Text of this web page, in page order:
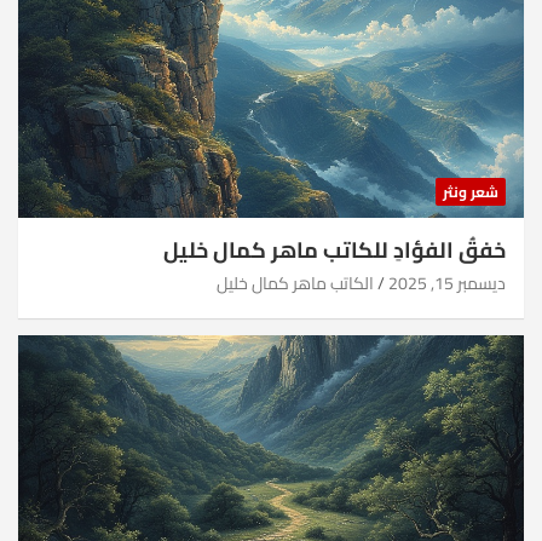
شعر ونثر
خفقُ الفؤادِ للكاتب ماهر كمال خليل
ديسمبر 15, 2025 الكاتب ماهر كمال خليل